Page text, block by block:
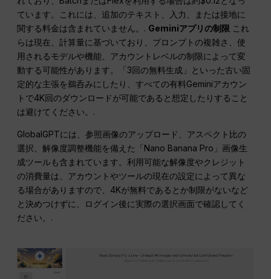
ています。これには、追加のテキスト、入力、または接地に
関する料金は含まれていません。. Geminiアプリの制限 これ
らは現在、計算量に基づいており、プロンプトの複雑さ、使
用されるモデルや機能、アカウントレベルの制限によって変
動する可能性があります。「3回の無料生成」といった古い固
定的な主張を鵜呑みにしたり、すべての有料Geminiアカウン
トで4K回のダウンロードが可能であると想定したりすること
は避けてください。.
GlobalGPTには、参照画像のアップロード、アスペクト比の
選択、解像度調整機能を備えた「Nano Banana Pro」画像生
成ツールも含まれています。利用可能な解像度やクレジット
の消費量は、アカウントやツールの現在の設定によって異な
る場合がありますので、4Kが無料であるとか制限がないなど
と決めつけずに、ログイン後に実際の選択画面で確認してく
ださい。.